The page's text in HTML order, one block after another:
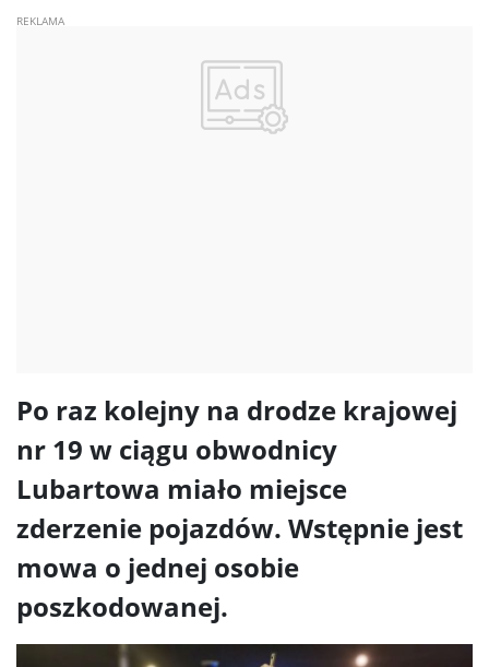
Po raz kolejny na drodze krajowej
nr 19 w ciągu obwodnicy
Lubartowa miało miejsce
zderzenie pojazdów. Wstępnie jest
mowa o jednej osobie
poszkodowanej.